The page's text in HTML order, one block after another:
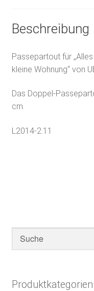
Beschreibung
Passepartout für
kleine Wohnung“ von
Das Doppel-
cm.
L2014-2.11
Produktkategorien